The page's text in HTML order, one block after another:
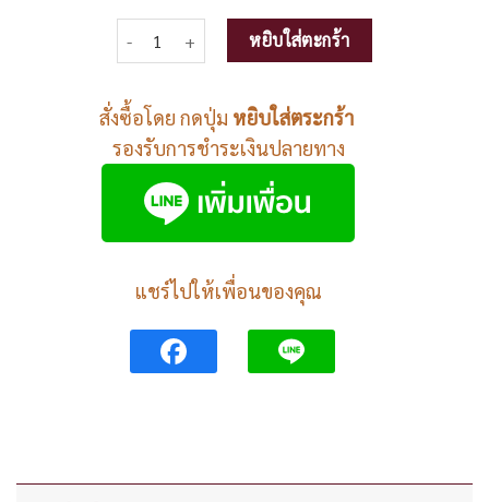
จำนวน ชั้นวางของในห้องน้ำ แบบอลูมิเนียม 2 ชั้น ชิ้น
หยิบใส่ตะกร้า
สั่งซื้อโดย กดปุ่ม หยิบใส่ตระกร้า
รองรับการชำระเงินปลายทาง
แชร์ไปให้เพื่อนของคุณ